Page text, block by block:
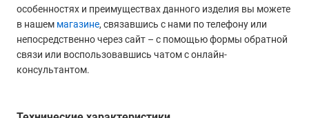
особенностях и преимуществах данного изделия вы можете
в нашем магазине, связавшись с нами по телефону или
непосредственно через сайт – с помощью формы обратной
связи или воспользовавшись чатом с онлайн-
консультантом.